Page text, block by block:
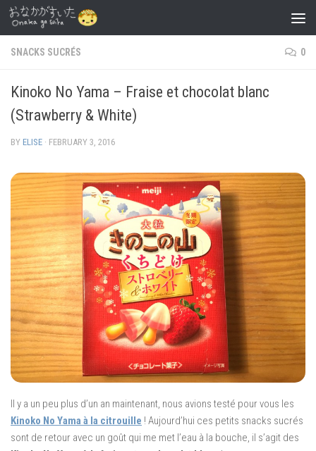
Skip to content
SNACKS SUCRÉS 0
Kinoko No Yama – Fraise et chocolat blanc
(Strawberry & White)
BY ELISE · FEBRUARY 3, 2016
Il y a un peu plus d’un an maintenant, nous avions testé pour vous les
Kinoko No Yama à la citrouille ! Aujourd’hui ces petits snacks sucrés
sont de retour avec un goût qui me met l’eau à la bouche, il s’agit des